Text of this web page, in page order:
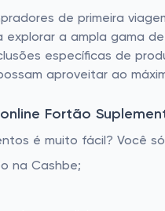
de primeira
a ampla gama
específicas de
aproveitar ao
Fortão
é muito fácil? Você
na Cashbe;